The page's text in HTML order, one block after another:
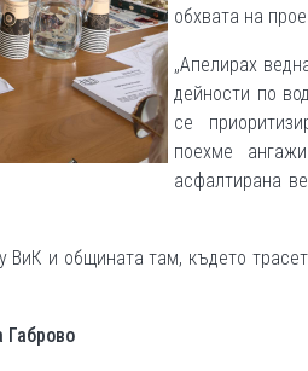
обхвата на
„Апелирах
дейности по
се
поехме
асфалтирана
и общината там, където
Габрово